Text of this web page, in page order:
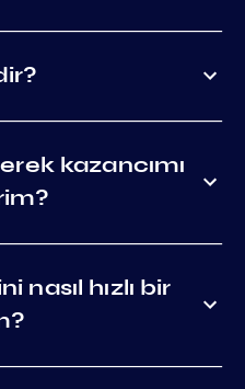
kazancımı
nasıl hızlı bir